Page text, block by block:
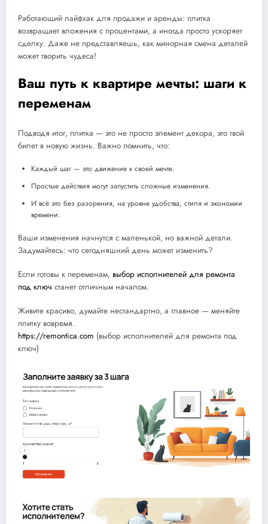
Работающий лайфхак для продажи и аренды: плитка
возвращает вложения с процентами, а иногда просто ускоряет
сделку. Даже не представляешь, как минорная смена деталей
может творить чудеса!
Ваш путь к квартире мечты: шаги к
переменам
Подводя итог, плитка — это не просто элемент декора, это твой
билет в новую жизнь. Важно помнить, что:
Каждый шаг — это движение к своей мечте.
Простые действия могут запустить сложные изменения.
И всё это без разорения, на уровне удобства, стиля и экономии
времени.
Ваши изменения начнутся с маленькой, но важной детали.
Задумайтесь: что сегодняшний день может изменить?
Если готовы к переменам, выбор исполнителей для ремонта
под ключ станет отличным началом.
Живите красиво, думайте нестандартно, а главное — меняйте
плитку вовремя.
https://remontica.com (выбор исполнителей для ремонта под
ключ)